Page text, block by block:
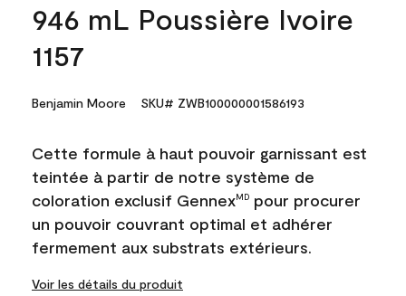
946 mL Poussière Ivoire
1157
Benjamin Moore SKU# ZWB100000001586193
Cette formule à haut pouvoir garnissant est
teintée à partir de notre système de
coloration exclusif GennexMD pour procurer
un pouvoir couvrant optimal et adhérer
fermement aux substrats extérieurs.
Voir les détails du produit